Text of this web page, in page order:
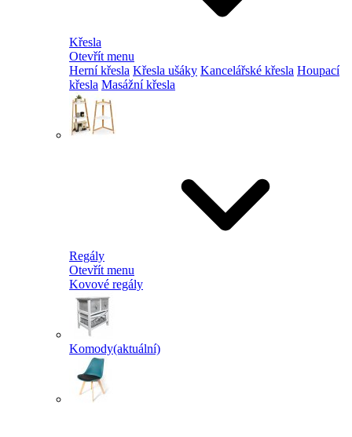
Křesla
Otevřít menu
Herní křesla Křesla ušáky Kancelářské křesla Houpací
křesla Masážní křesla
Regály
Otevřít menu
Kovové regály
Komody(aktuální)